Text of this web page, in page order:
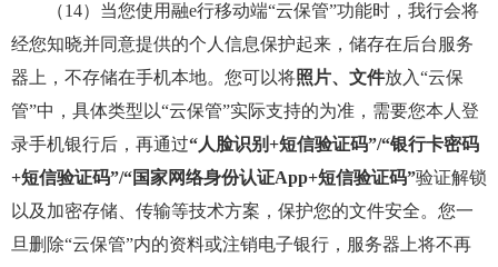
（14）当您使用融e行移动端“云保管”功能时，我行会将
经您知晓并同意提供的个人信息保护起来，储存在后台服务
器上，不存储在手机本地。您可以将照片、文件放入“云保
管”中，具体类型以“云保管”实际支持的为准，需要您本人登
录手机银行后，再通过“人脸识别+短信验证码”/“银行卡密码
+短信验证码”/“国家网络身份认证App+短信验证码”验证解锁
以及加密存储、传输等技术方案，保护您的文件安全。您一
旦删除“云保管”内的资料或注销电子银行，服务器上将不再